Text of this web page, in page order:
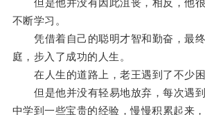
但是他并没有因此沮丧，相反，他很
不断学习。
凭借着自己的聪明才智和勤奋，最终
庭，步入了成功的人生。
在人生的道路上，老王遇到了不少困
但是他并没有轻易地放弃，每次遇到
中学到一些宝贵的经验，慢慢积累起来